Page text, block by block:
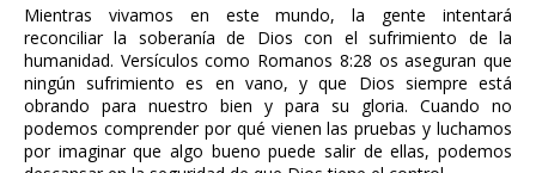
Mientras vivamos en este mundo, la gente intentará
reconciliar la soberanía de Dios con el sufrimiento de la
humanidad. Versículos como Romanos 8:28 os aseguran que
ningún sufrimiento es en vano, y que Dios siempre está
obrando para nuestro bien y para su gloria. Cuando no
podemos comprender por qué vienen las pruebas y luchamos
por imaginar que algo bueno puede salir de ellas, podemos